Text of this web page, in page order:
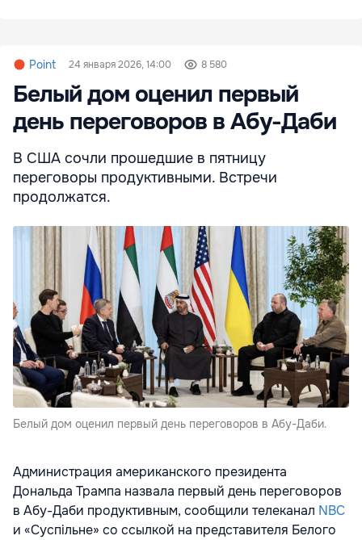
Point 24 января 2026, 14:00 8 580
Белый дом оценил первый
день переговоров в Абу-Даби
В США сочли прошедшие в пятницу
переговоры продуктивными. Встречи
продолжатся.
Белый дом оценил первый день переговоров в Абу-Даби.
Администрация американского президента
Дональда Трампа назвала первый день переговоров
в Абу-Даби продуктивным, сообщили телеканал NBC
и «Суспільне» со ссылкой на представителя Белого